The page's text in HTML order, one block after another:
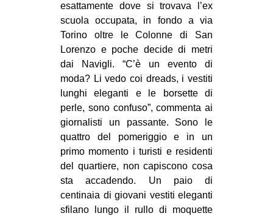
esattamente dove si trovava l’ex
scuola occupata, in fondo a via
Torino oltre le Colonne di San
Lorenzo e poche decide di metri
dai Navigli. “C’è un evento di
moda? Li vedo coi dreads, i vestiti
lunghi eleganti e le borsette di
perle, sono confuso”, commenta ai
giornalisti un passante. Sono le
quattro del pomeriggio e in un
primo momento i turisti e residenti
del quartiere, non capiscono cosa
sta accadendo. Un paio di
centinaia di giovani vestiti eleganti
sfilano lungo il rullo di moquette